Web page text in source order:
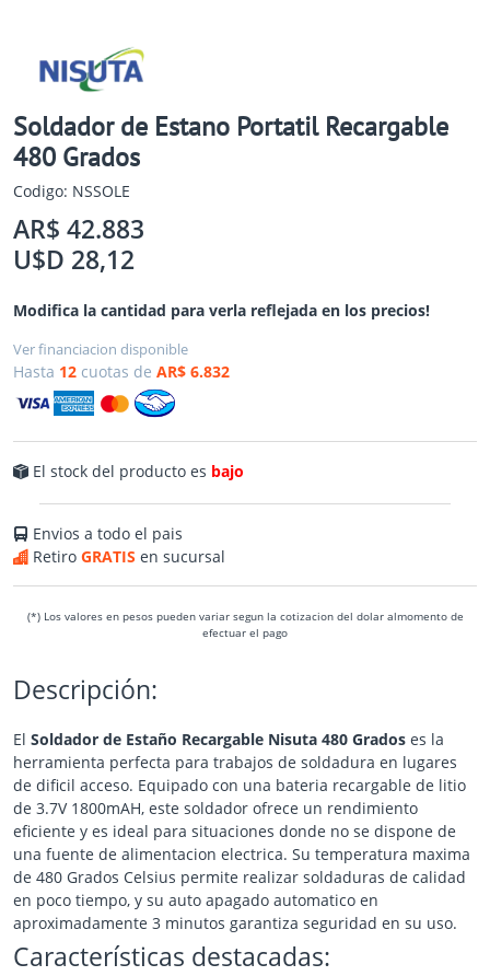
Soldador de Estano Portatil Recargable
480 Grados
Codigo: NSSOLE
AR$ 42.883
U$D 28,12
Modifica la cantidad para verla reflejada en los precios!
Ver financiacion disponible
Hasta 12 cuotas de AR$ 6.832
El stock del producto es bajo
Envios a todo el pais
Retiro GRATIS en sucursal
(*) Los valores en pesos pueden variar segun la cotizacion del dolar almomento de
efectuar el pago
Descripción:
El Soldador de Estaño Recargable Nisuta 480 Grados es la
herramienta perfecta para trabajos de soldadura en lugares
de dificil acceso. Equipado con una bateria recargable de litio
de 3.7V 1800mAH, este soldador ofrece un rendimiento
eficiente y es ideal para situaciones donde no se dispone de
una fuente de alimentacion electrica. Su temperatura maxima
de 480 Grados Celsius permite realizar soldaduras de calidad
en poco tiempo, y su auto apagado automatico en
aproximadamente 3 minutos garantiza seguridad en su uso.
Características destacadas: